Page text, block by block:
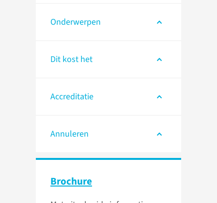
Onderwerpen
Dit kost het
Accreditatie
Annuleren
Brochure